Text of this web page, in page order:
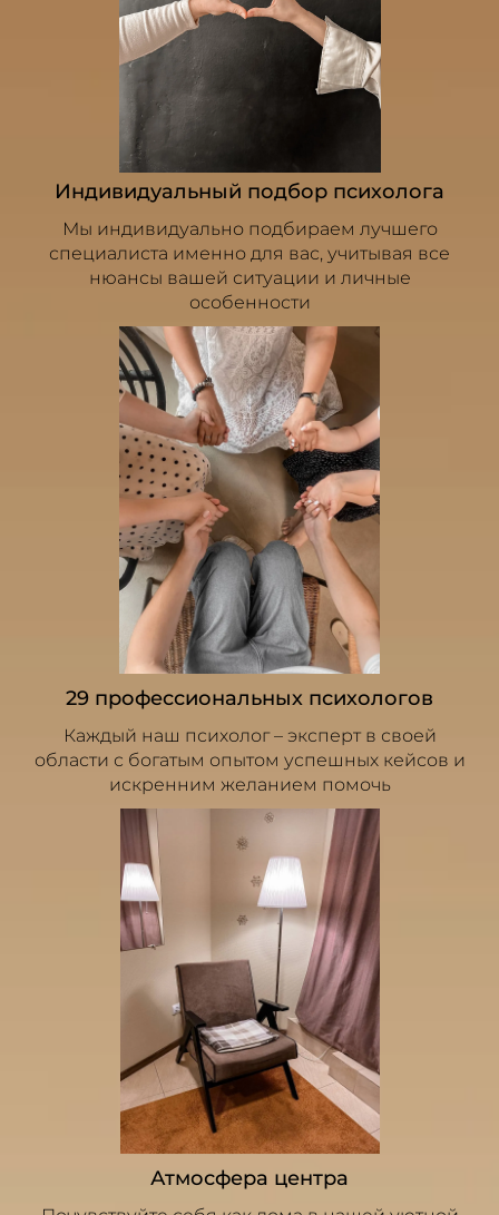
Индивидуальный подбор психолога
Мы индивидуально подбираем лучшего
специалиста именно для вас, учитывая все
нюансы вашей ситуации и личные
особенности
29 профессиональных психологов
Каждый наш психолог – эксперт в своей
области с богатым опытом успешных кейсов и
искренним желанием помочь
Атмосфера центра